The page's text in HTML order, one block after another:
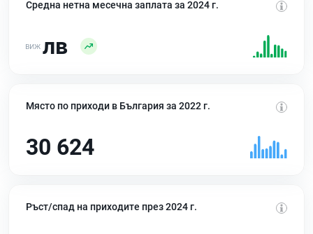
Средна нетна месечна заплата за 2024 г.
лв
Място по приходи в България за 2022 г.
30 624
Ръст/спад на приходите през 2024 г.